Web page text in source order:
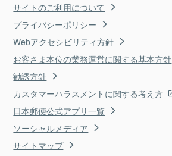
サイトのご利用について
プライバシーポリシー
Webアクセシビリティ方針
お客さま本位の業務運営に関する基本方針
勧誘方針
カスタマーハラスメントに関する考え方
日本郵便公式アプリ一覧
ソーシャルメディア
サイトマップ